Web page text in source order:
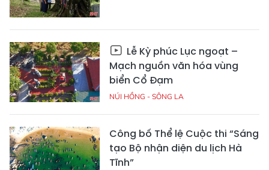
Lễ Kỳ phúc Lục ngoạt –
Mạch nguồn văn hóa vùng
biển Cổ Đạm
NÚI HỒNG - SÔNG LA
Công bố Thể lệ Cuộc thi “Sáng
tạo Bộ nhận diện du lịch Hà
Tĩnh”